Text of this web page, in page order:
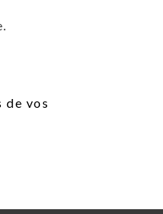
de vos